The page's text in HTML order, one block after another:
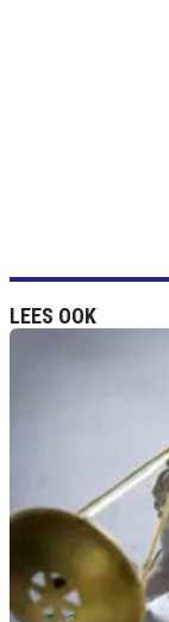
LEES OOK